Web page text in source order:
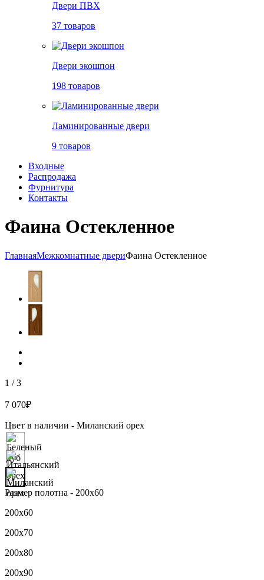
Двери ПВХ
37 товаров
Двери экошпон
198 товаров
Ламинированные двери
9 товаров
Входные
Распродажа
Фурнитура
Контакты
Фаина Остекленное
ГлавнаяМежкомнатные двериФаина Остекленное
1 /3
7 070₽
Цвет в наличии - Миланский орех
Размер полотна - 200х60
200х60
200х70
200х80
200х90